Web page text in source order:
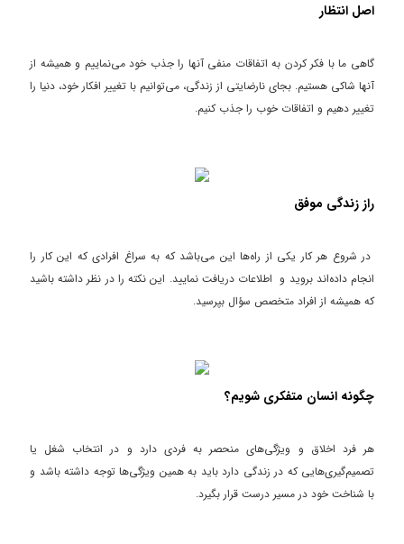
اصل انتظار
گاهی ما با فکر کردن به اتفاقات منفی آنها را جذب خود می‌نماییم و همیشه از
آنها شاکی هستیم. بجای نارضایتی از زندگی، می‌توانیم با تغییر افکار خود، دنیا را
تغییر دهیم و اتفاقات خوب را جذب کنیم.
راز زندگی موفق
در شروع هر کار یکی از راه‌ها این می‌باشد که به سراغ افرادی که این کار را
انجام داده‌اند بروید و اطلاعات دریافت نمایید. این نکته را در نظر داشته باشید
که همیشه از افراد متخصص سؤال بپرسید.
چگونه انسان متفکری شویم؟
هر فرد اخلاق و ویژگی‌های منحصر به فردی دارد و در انتخاب شغل یا
تصمیم‌گیری‌هایی که در زندگی دارد باید به همین ویژگی‌ها توجه داشته باشد و
با شناخت خود در مسیر درست قرار بگیرد.